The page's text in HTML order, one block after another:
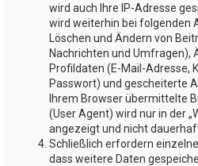
wird auch Ihre IP-Adresse
wird weiterhin bei folgenden
Löschen und Ändern von
Nachrichten und Umfragen),
Profildaten (E-Mail-Adresse,
Passwort) und gescheiterte
Ihrem Browser übermittelte
(User Agent) wird nur in der
angezeigt und nicht
Schließlich erfordern
dass weitere Daten